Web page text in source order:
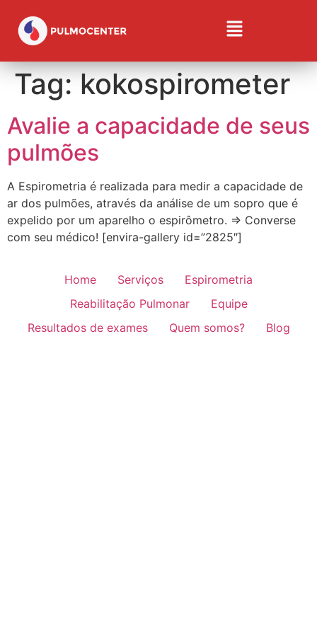
Tag:kokospirometer
Avalie a capacidade de seus
pulmões
A Espirometria é realizada para medir a capacidade de
ar dos pulmões, através da análise de um sopro que é
expelido por um aparelho o espirômetro. ⇒ Converse
com seu médico! [envira-gallery id=”2825″]
Home Serviços
Espirometria
Reabilitação Pulmonar
Equipe
Resultados de exames
Quem somos? Blog